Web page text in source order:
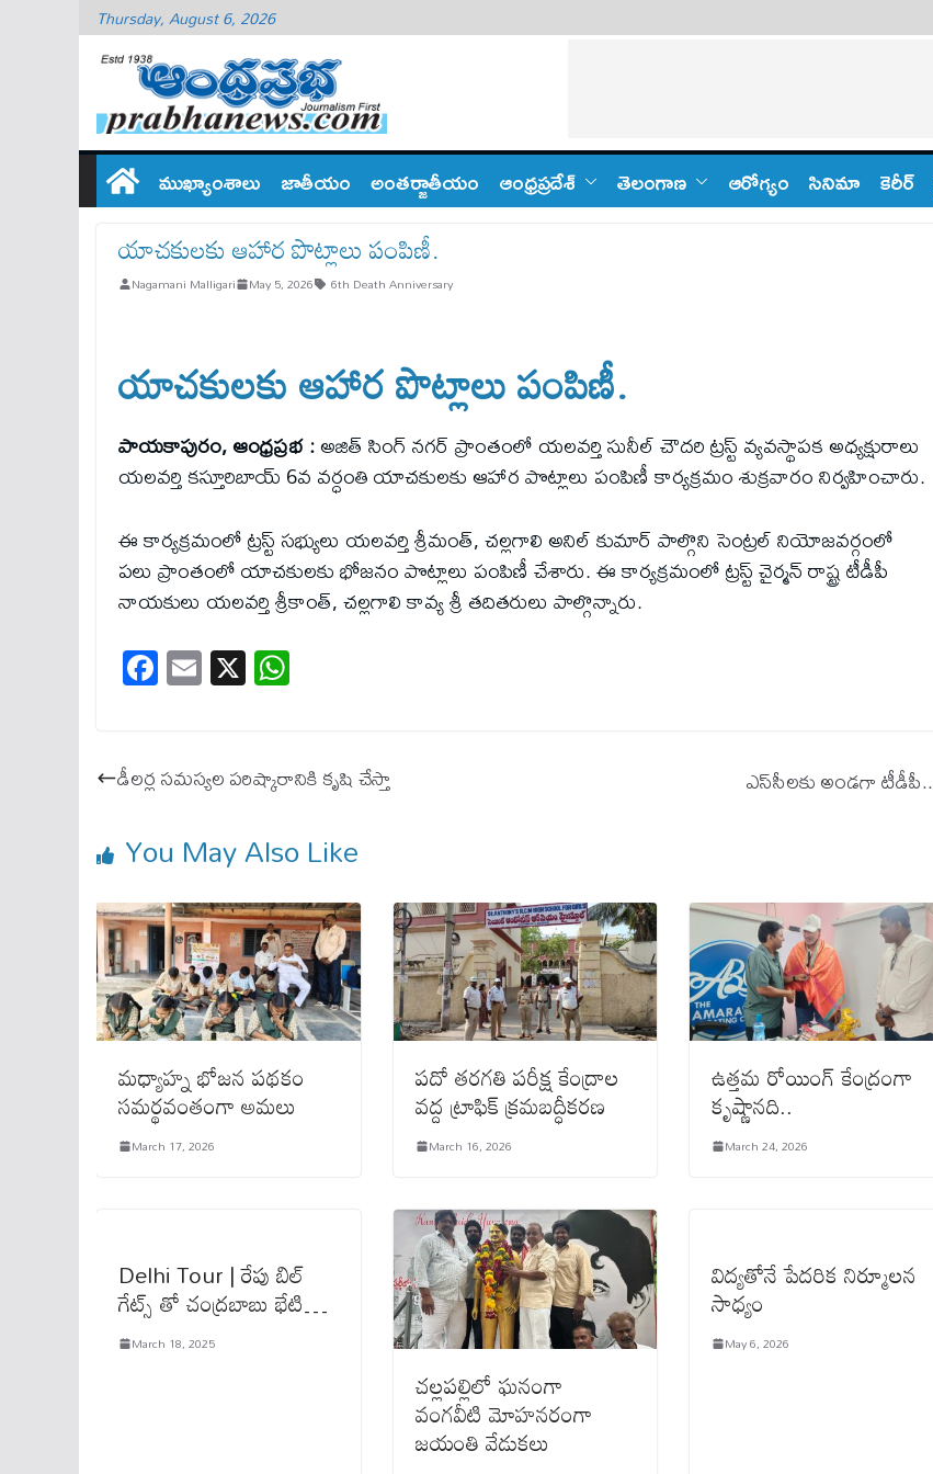
Thursday, August 6, 2026
ముఖ్యాంశాలు జాతీయం అంతర్జాతీయం ఆంధ్ర‌ప్ర‌దేశ్ తెలంగాణ‌ ఆరోగ్యం సినిమా కెరీర్
యాచకులకు ఆహార పొట్లాలు పంపిణీ.
Nagamani Malligari May 5, 2026 6th Death Anniversary
యాచకులకు ఆహార పొట్లాలు పంపిణీ.
పాయకాపురం, ఆంధ్రప్రభ :అజిత్ సింగ్ నగర్ ప్రాంతంలో యలవర్తి సునీల్ చౌదరి ట్రస్ట్ వ్యవస్థాపక అధ్యక్షురాలు
యలవర్తి కస్తూరిబాయ్ 6వ వర్ధంతి యాచకులకు ఆహార పొట్లాలు పంపిణీ కార్యక్రమం శుక్రవారం నిర్వహించారు.
ఈ కార్యక్రమంలో ట్రస్ట్ సభ్యులు యలవర్తి శ్రీమంత్, చల్లగాలి అనిల్ కుమార్ పాల్గొని సెంట్రల్ నియోజవర్గంలో
పలు ప్రాంతంలో యాచకులకు భోజనం పొట్లాలు పంపిణీ చేశారు. ఈ కార్యక్రమంలో ట్రస్ట్ చైర్మన్ రాష్ట్ర టీడీపీ
నాయకులు యలవర్తి శ్రీకాంత్, చల్లగాలి కావ్య శ్రీ తదితరులు పాల్గొన్నారు.
Fa
ce
ok
E
m
X
A
డీలర్ల సమస్యల పరిష్కారానికి కృషి చేస్తా ఎస్‌సీలకు అండగా టీడీపీ..
You May Also Like
మధ్యాహ్న భోజన పథకం
సమర్థవంతంగా అమలు
March 17, 2026
పదో తరగతి పరీక్ష కేంద్రాల
వద్ద ట్రాఫిక్ క్రమబద్ధీకరణ
March 16, 2026
ఉత్తమ రోయింగ్ కేంద్రంగా
కృష్ణానది..
March 24, 2026
Delhi Tour | రేపు బిల్
గేట్స్ తో చంద్ర‌బాబు భేటి…
March 18, 2025
చల్లపల్లిలో ఘనంగా
వంగవీటి మోహనరంగా
జయంతి వేడుకలు
విద్యతోనే పేదరిక నిర్మూలన
సాధ్యం
May 6, 2026